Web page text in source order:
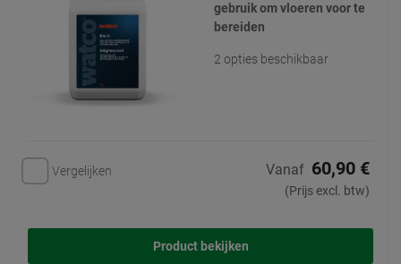
gebruik om vloeren voor te
bereiden
2 opties beschikbaar
Vergelijken Vanaf 60,90 €
(Prijs excl. btw)
Product bekijken